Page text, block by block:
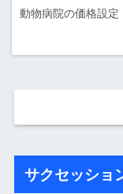
動物病院の価格設定
サクセッショ